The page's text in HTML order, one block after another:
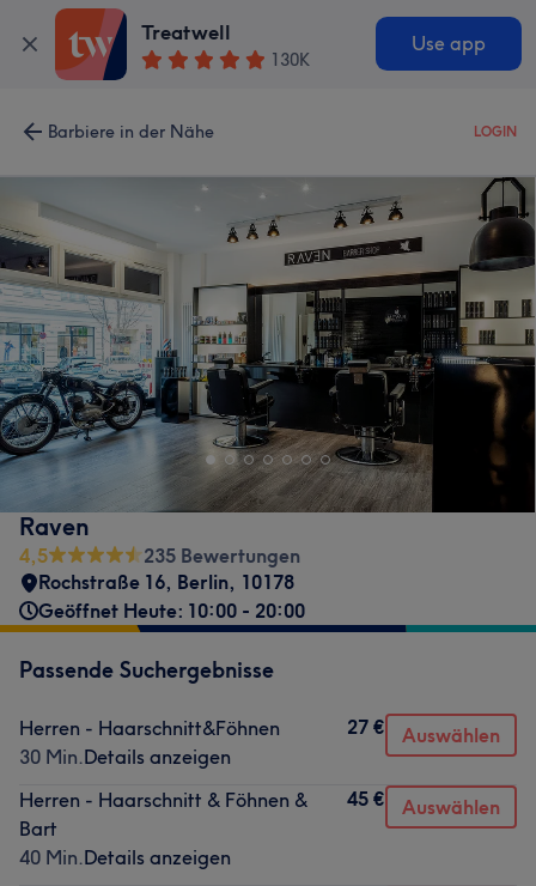
Treatwell
130K
Use app
Barbiere in der Nähe LOGIN
Raven
4,5
235 Bewertungen
Rochstraße 16, Berlin, 10178
Geöffnet Heute: 10:00 - 20:00
Passende Suchergebnisse
Herren - Haarschnitt&Föhnen
30 Min.Details anzeigen
27 € Auswählen
Herren - Haarschnitt & Föhnen &
Bart
40 Min.Details anzeigen
45 € Auswählen